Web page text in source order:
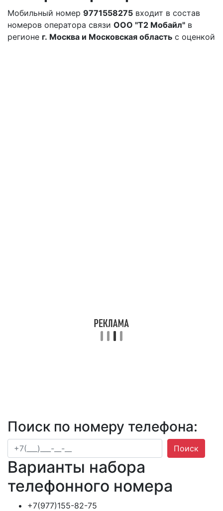
Мобильный номер 9771558275 входит в состав
номеров оператора связи ООО "Т2 Мобайл" в
регионе г. Москва и Московская область с оценкой
Поиск по номеру телефона:
Поиск
Варианты набора
телефонного номера
+7(977)155-82-75